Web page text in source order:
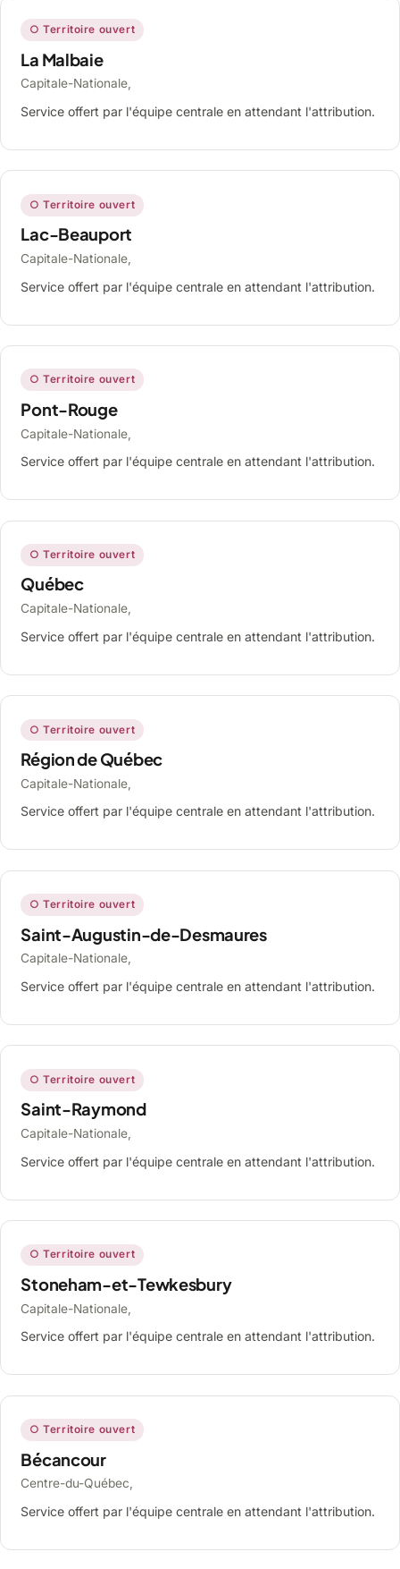
○ Territoire ouvert
La Malbaie
Capitale-Nationale,
Service offert par l'équipe centrale en attendant l'attribution.
○ Territoire ouvert
Lac-Beauport
Capitale-Nationale,
Service offert par l'équipe centrale en attendant l'attribution.
○ Territoire ouvert
Pont-Rouge
Capitale-Nationale,
Service offert par l'équipe centrale en attendant l'attribution.
○ Territoire ouvert
Québec
Capitale-Nationale,
Service offert par l'équipe centrale en attendant l'attribution.
○ Territoire ouvert
Région de Québec
Capitale-Nationale,
Service offert par l'équipe centrale en attendant l'attribution.
○ Territoire ouvert
Saint-Augustin-de-Desmaures
Capitale-Nationale,
Service offert par l'équipe centrale en attendant l'attribution.
○ Territoire ouvert
Saint-Raymond
Capitale-Nationale,
Service offert par l'équipe centrale en attendant l'attribution.
○ Territoire ouvert
Stoneham-et-Tewkesbury
Capitale-Nationale,
Service offert par l'équipe centrale en attendant l'attribution.
○ Territoire ouvert
Bécancour
Centre-du-Québec,
Service offert par l'équipe centrale en attendant l'attribution.